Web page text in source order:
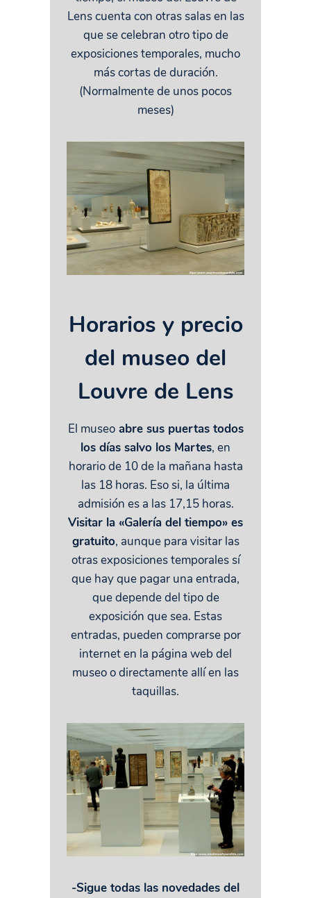
Lens cuenta con otras salas en las
que se celebran otro tipo de
exposiciones temporales, mucho
más cortas de duración.
(Normalmente de unos pocos
meses)
Horarios y precio
del museo del
Louvre de Lens
El museoabre sus puertas todos
los días salvo los Martes, en
horario de 10 de la mañana hasta
las 18 horas. Eso si, la última
admisión es a las 17,15 horas.
Visitar la «Galería del tiempo» es
gratuito, aunque para visitar las
otras exposiciones temporales sí
que hay que pagar una entrada,
que depende del tipo de
exposición que sea. Estas
entradas, pueden comprarse por
internet en la página web del
museo o directamente allí en las
taquillas.
-Sigue todas las novedades del